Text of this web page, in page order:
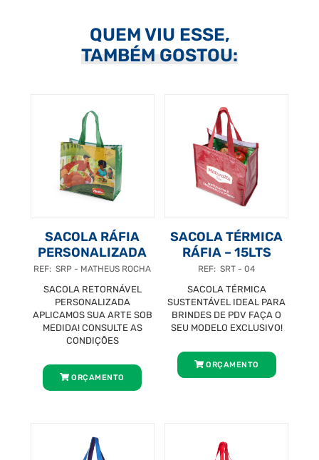
QUEM VIU ESSE,
TAMBÉM GOSTOU:
SACOLA RÁFIA
PERSONALIZADA
REF: SRP - MATHEUS ROCHA
SACOLA RETORNÁVEL
PERSONALIZADA
APLICAMOS SUA ARTE SOB
MEDIDA! CONSULTE AS
CONDIÇÕES
ORÇAMENTO
SACOLA TÉRMICA
RÁFIA – 15LTS
REF: SRT - 04
SACOLA TÉRMICA
SUSTENTÁVEL IDEAL PARA
BRINDES DE PDV FAÇA O
SEU MODELO EXCLUSIVO!
ORÇAMENTO